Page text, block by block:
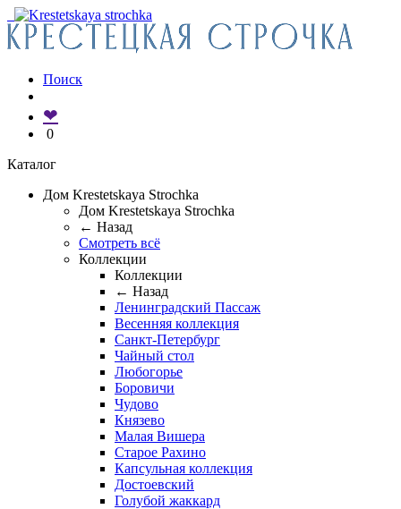
Поиск
❤
0
Каталог
Дом Krestetskaya Strochka
Дом Krestetskaya Strochka
← Назад
Смотреть всё
Коллекции
Коллекции
← Назад
Ленинградский Пассаж
Весенняя коллекция
Санкт-Петербург
Чайный стол
Любогорье
Боровичи
Чудово
Князево
Малая Вишера
Старое Рахино
Капсульная коллекция
Достоевский
Голубой жаккард